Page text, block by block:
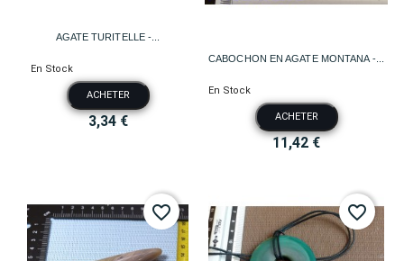
AGATE TURITELLE -...
En Stock
ACHETER
3,34 €
CABOCHON EN AGATE MONTANA -...
En Stock
ACHETER
11,42 €
favorite_border favorite_border